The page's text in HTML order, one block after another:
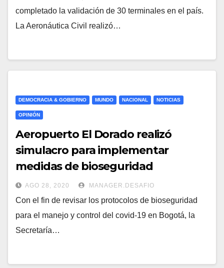
completado la validación de 30 terminales en el país.
La Aeronáutica Civil realizó…
DEMOCRACIA & GOBIERNO MUNDO NACIONAL NOTICIAS
OPINIÓN
Aeropuerto El Dorado realizó
simulacro para implementar
medidas de bioseguridad
AGO 28, 2020 MANAGER.DESAFIO
Con el fin de revisar los protocolos de bioseguridad
para el manejo y control del covid-19 en Bogotá, la
Secretaría…